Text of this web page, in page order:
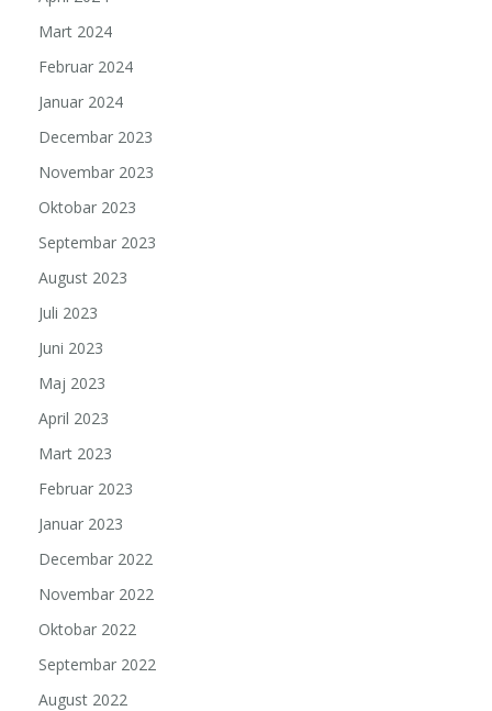
Mart 2024
Februar 2024
Januar 2024
Decembar 2023
Novembar 2023
Oktobar 2023
Septembar 2023
August 2023
Juli 2023
Juni 2023
Maj 2023
April 2023
Mart 2023
Februar 2023
Januar 2023
Decembar 2022
Novembar 2022
Oktobar 2022
Septembar 2022
August 2022